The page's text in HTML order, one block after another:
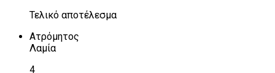
Τελικό αποτέλεσμα
Ατρόμητος
Λαμία
4